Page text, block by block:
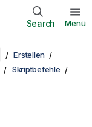
Search Menü
Erstellen
Skriptbefehle